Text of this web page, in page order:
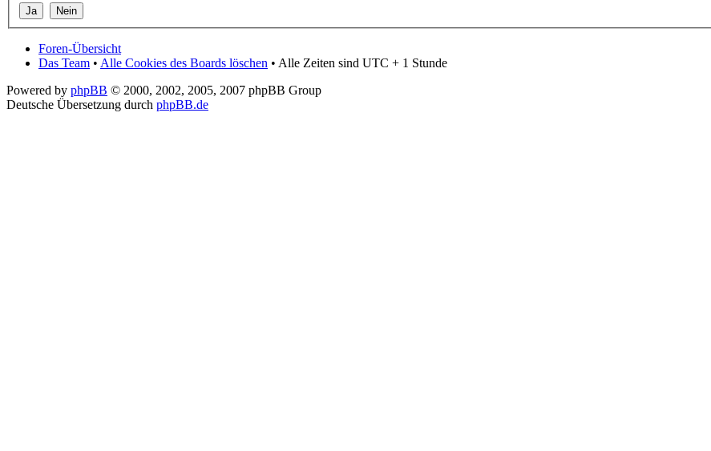
Foren-Übersicht
Das Team • Alle Cookies des Boards löschen • Alle Zeiten sind UTC + 1 Stunde
Powered by phpBB © 2000, 2002, 2005, 2007 phpBB Group
Deutsche Übersetzung durch phpBB.de